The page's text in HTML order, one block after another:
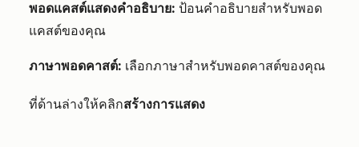
พอดแคสต์แสดงคำอธิบาย: ป้อนคำอธิบายสำหรับพอด
แคสต์ของคุณ
ภาษาพอดคาสต์: เลือกภาษาสำหรับพอดคาสต์ของคุณ
ที่ด้านล่างให้คลิกสร้างการแสดง